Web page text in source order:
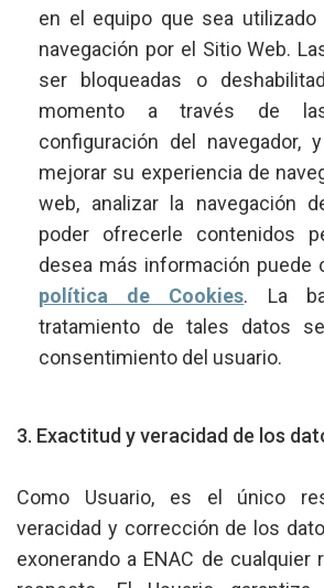
en el equipo que sea
navegación por el Sitio Web.
ser bloqueadas o
momento a través de
configuración del navegador,
mejorar su experiencia de
web, analizar la navegación
poder ofrecerle contenidos
desea más información puede
política de Cookies. La
tratamiento de tales datos
consentimiento del usuario.
3. Exactitud y veracidad de los
Como Usuario, es el único
veracidad y corrección de los
exonerando a ENAC de cualquier